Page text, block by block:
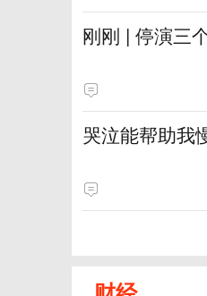
刚刚 | 停演三
哭泣能帮助我